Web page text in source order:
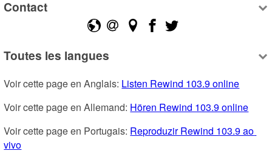
Contact
Toutes les langues
Voir cette page en Anglais: Listen Rewind 103.9 online
Voir cette page en Allemand: Hören Rewind 103.9 online
Voir cette page en Portugais: Reproduzir Rewind 103.9 ao
vivo